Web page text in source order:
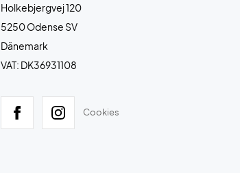
Holkebjergvej 120
5250 Odense SV
Dänemark
VAT: DK36931108
Cookies